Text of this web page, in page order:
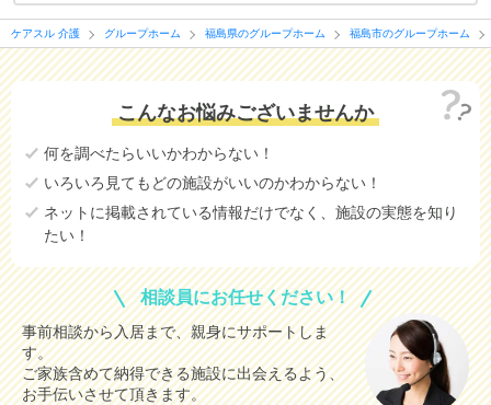
ケアスル 介護 グループホーム 福島県のグループホーム 福島市のグループホーム
こんなお悩みございませんか
何を調べたらいいかわからない！
いろいろ見てもどの施設がいいのかわからない！
ネットに掲載されている情報だけでなく、施設の実態を知り
たい！
相談員にお任せください！
事前相談から入居まで、親身にサポートしま
す。
ご家族含めて納得できる施設に出会えるよう、
お手伝いさせて頂きます。